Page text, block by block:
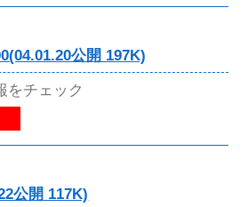
公開 197K)
をチェック
公開 117K)